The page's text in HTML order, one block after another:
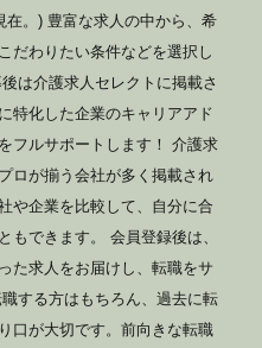
在。) 豊富な求人の中から、希
だわりたい条件などを選択し
は介護求人セレクトに掲載さ
特化した企業のキャリアアド
フルサポートします！ 介護求
ロが揃う会社が多く掲載され
や企業を比較して、自分に合
もできます。 会員登録後は、
た求人をお届けし、転職をサ
する方はもちろん、過去に転
口が大切です。前向きな転職